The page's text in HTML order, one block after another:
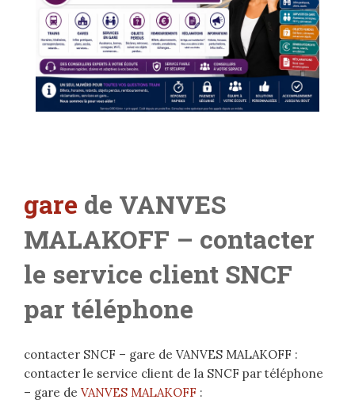
gare de VANVES
MALAKOFF – contacter
le service client SNCF
par téléphone
contacter SNCF – gare de VANVES MALAKOFF :
contacter le service client de la SNCF par téléphone
– gare de VANVES MALAKOFF :